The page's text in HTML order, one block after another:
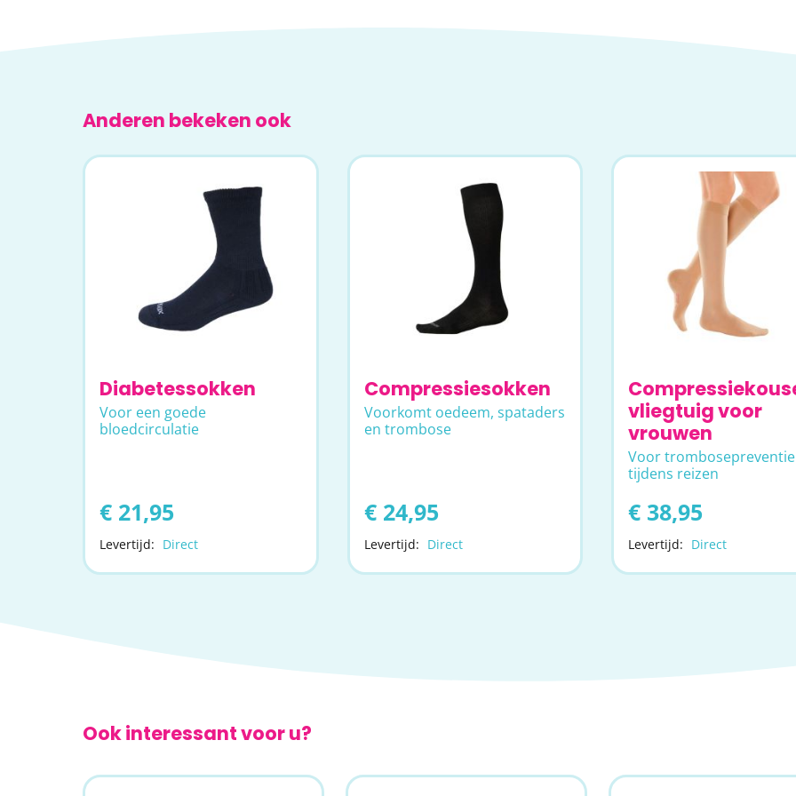
Anderen bekeken ook
Diabetessokken
Voor een goede
bloedcirculatie
€ 21,95
Levertijd: Direct
Compressiesokken
Voorkomt oedeem, spataders
en trombose
€ 24,95
Levertijd: Direct
vliegtuig voor
vrouwen
Voor trombosepreventie
tijdens reizen
€ 38,95
Levertijd: Direct
Ook interessant voor u?